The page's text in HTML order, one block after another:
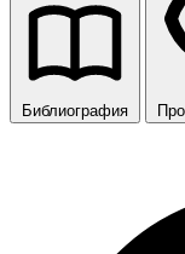
Библиография